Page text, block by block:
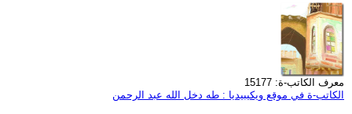
معرف الكاتب-ة: 15177
الكاتب-ة في موقع ويكيبيديا : طه دخل الله عبد الرحمن